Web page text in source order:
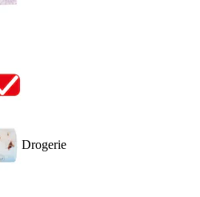
Drogerie